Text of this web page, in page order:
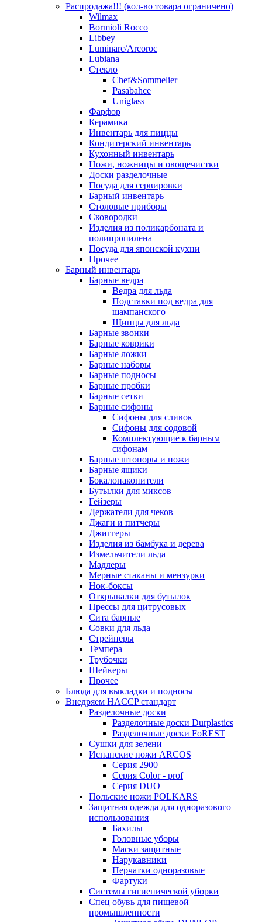
Распродажа!!! (кол-во товара ограничено)
Wilmax
Bormioli Rocco
Libbey
Luminarc/Arcoroc
Lubiana
Стекло
Chef&Sommelier
Pasabahce
Uniglass
Фарфор
Керамика
Инвентарь для пиццы
Кондитерский инвентарь
Кухонный инвентарь
Ножи, ножницы и овощечистки
Доски разделочные
Посуда для сервировки
Барный инвентарь
Столовые приборы
Сковородки
Изделия из поликарбоната и
полипропилена
Посуда для японской кухни
Прочее
Барный инвентарь
Барные ведра
Ведра для льда
Подставки под ведра для
шампанского
Щипцы для льда
Барные звонки
Барные коврики
Барные ложки
Барные наборы
Барные подносы
Барные пробки
Барные сетки
Барные сифоны
Сифоны для сливок
Сифоны для содовой
Комплектующие к барным
сифонам
Барные штопоры и ножи
Барные ящики
Бокалонакопители
Бутылки для миксов
Гейзеры
Держатели для чеков
Джаги и питчеры
Джиггеры
Изделия из бамбука и дерева
Измельчители льда
Мадлеры
Мерные стаканы и мензурки
Нок-боксы
Открывалки для бутылок
Прессы для цитрусовых
Сита барные
Совки для льда
Стрейнеры
Темпера
Трубочки
Шейкеры
Прочее
Блюда для выкладки и подносы
Внедряем HACCP стандарт
Разделочные доски
Разделочные доски Durplastics
Разделочные доски FoREST
Сушки для зелени
Испанские ножи ARCOS
Серия 2900
Серия Color - prof
Серия DUO
Польские ножи POLKARS
Защитная одежда для одноразового
использования
Бахилы
Головные уборы
Маски защитные
Нарукавники
Перчатки одноразовые
Фартуки
Системы гигиенической уборки
Спец обувь для пищевой
промышленности